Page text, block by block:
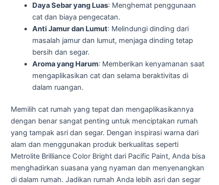
Daya Sebar yang Luas: Menghemat penggunaan
cat dan biaya pengecatan.
Anti Jamur dan Lumut: Melindungi dinding dari
masalah jamur dan lumut, menjaga dinding tetap
bersih dan segar.
Aroma yang Harum: Memberikan kenyamanan saat
mengaplikasikan cat dan selama beraktivitas di
dalam ruangan.
Memilih cat rumah yang tepat dan mengaplikasikannya
dengan benar sangat penting untuk menciptakan rumah
yang tampak asri dan segar. Dengan inspirasi warna dari
alam dan menggunakan produk berkualitas seperti
Metrolite Brilliance Color Bright dari Pacific Paint, Anda bisa
menghadirkan suasana yang nyaman dan menyenangkan
di dalam rumah.Jadikan rumah Anda lebih asri dan segar